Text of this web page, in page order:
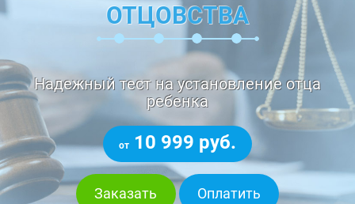
ОТЦОВСТВА
Надежный тест на установление отца
ребенка
от 10 999 руб.
Заказать Оплатить